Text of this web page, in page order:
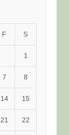
F S
1
7 8
14 15
21 22